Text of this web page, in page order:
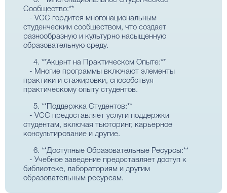
Сообщество:**
- VCC гордится многонациональным
студенческим сообществом, что создает
разнообразную и культурно насыщенную
образовательную среду.
4. **Акцент на Практическом Опыте:**
- Многие программы включают элементы
практики и стажировки, способствуя
практическому опыту студентов.
5. **Поддержка Студентов:**
- VCC предоставляет услуги поддержки
студентам, включая тьюторинг, карьерное
консультирование и другие.
6. **Доступные Образовательные Ресурсы:**
- Учебное заведение предоставляет доступ к
библиотеке, лабораториям и другим
образовательным ресурсам.